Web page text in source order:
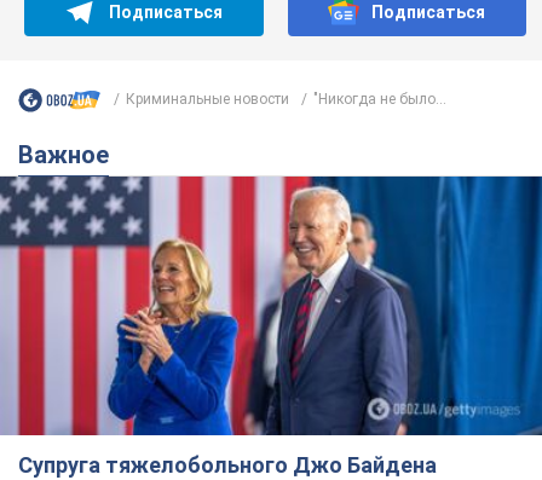
Подписаться Подписаться
Криминальные новости "Никогда не было...
Важное
Супруга тяжелобольного Джо Байдена